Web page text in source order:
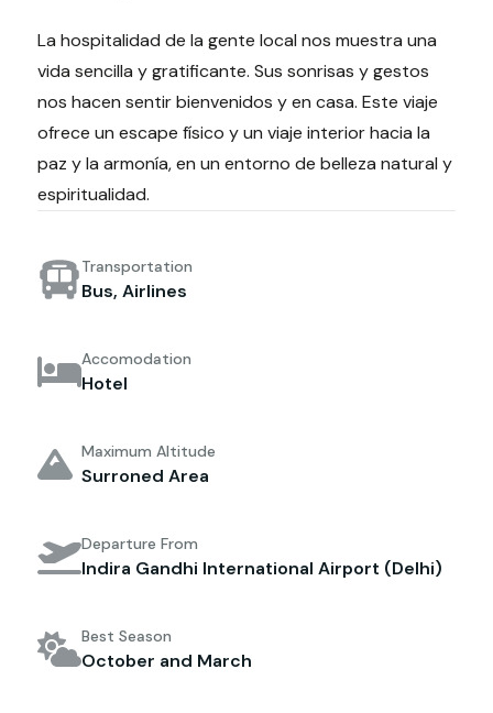
La hospitalidad de la gente local nos muestra una
vida sencilla y gratificante. Sus sonrisas y gestos
nos hacen sentir bienvenidos y en casa. Este viaje
ofrece un escape físico y un viaje interior hacia la
paz y la armonía, en un entorno de belleza natural y
espiritualidad.
Transportation
Bus, Airlines
Accomodation
Hotel
Maximum Altitude
Surroned Area
Departure From
Indira Gandhi International Airport (Delhi)
Best Season
October and March